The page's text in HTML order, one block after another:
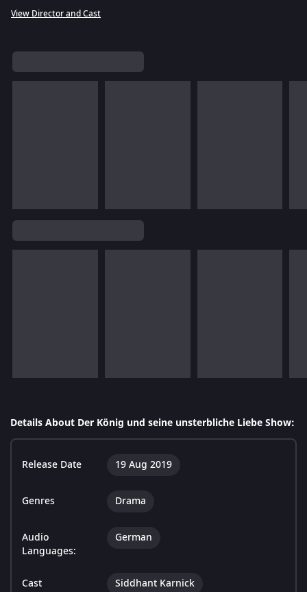
View Director and Cast
Details About Der König und seine unsterbliche Liebe Show:
Release Date 19 Aug 2019
Genres Drama
Audio
Languages:
German
Cast Siddhant Karnick